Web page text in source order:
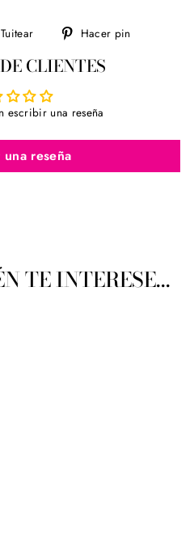
Tuitear
Tuitear
Twitter
Hacer pin
CLIENTES
escribir una reseña
reseña
TE INTERESE...